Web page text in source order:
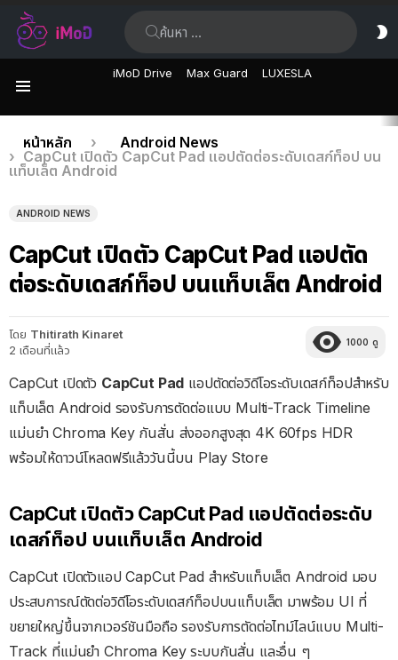
iMoD Drive Max Guard LUXESLA
เรื่อง
ล่าสุด
คุณอยู่ที่นี่:
หน้าหลัก
Android News
CapCut เปิดตัว CapCut Pad แอปตัดต่อระดับเดสก์ท็อป บน
แท็บเล็ต Android
ANDROID NEWS
CapCut เปิดตัว CapCut Pad แอปตัด
ต่อระดับเดสก์ท็อป บนแท็บเล็ต Android
โดย Thitirath Kinaret
2 เดือนที่แล้ว
1000 ดู
CapCut เปิดตัว CapCut Pad แอปตัดต่อวิดีโอระดับเดสก์ท็อปสำหรับ
แท็บเล็ต Android รองรับการตัดต่อแบบ Multi-Track Timeline
แม่นยำ Chroma Key กันสั่น ส่งออกสูงสุด 4K 60fps HDR
พร้อมให้ดาวน์โหลดฟรีแล้ววันนี้บน Play Store
CapCut เปิดตัว CapCut Pad แอปตัดต่อระดับ
เดสก์ท็อป บนแท็บเล็ต Android
CapCut เปิดตัวแอป CapCut Pad สำหรับแท็บเล็ต Android มอบ
ประสบการณ์ตัดต่อวิดีโอระดับเดสก์ท็อปบนแท็บเล็ต มาพร้อม UI ที่
ขยายใหญ่ขึ้นจากเวอร์ชันมือถือ รองรับการตัดต่อไทม์ไลน์แบบ Multi-
Track ที่แม่นยำ Chroma Key ระบบกันสั่น และอื่น ๆ